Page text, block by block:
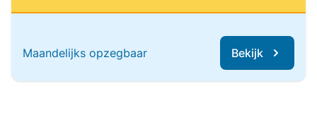
Maandelijks opzegbaar Bekijk